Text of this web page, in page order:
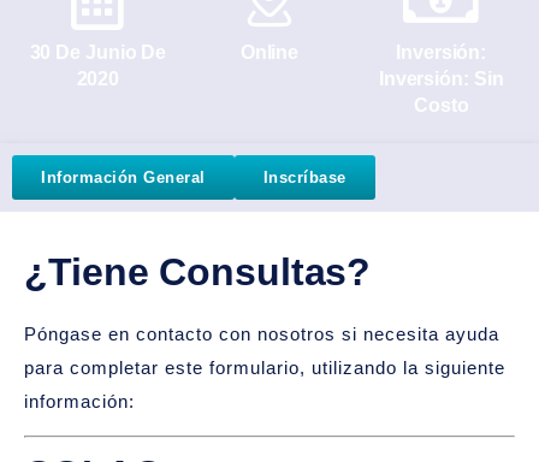
30 De Junio De
2020
Online
Inversión:
Inversión: Sin
Costo
Información General Inscríbase
¿Tiene Consultas?
Póngase en contacto con nosotros si necesita ayuda
para completar este formulario, utilizando la siguiente
información: